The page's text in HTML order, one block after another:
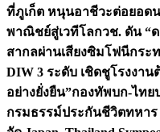
ที่ภูเก็ต หนุนอาชีวะต่อยอด
พาณิชย์สู่เวทีโลกวช. ดัน “
สากลผ่านเสียงซิมโฟนีกระ
DIW 3 ระดับ เชิดชูโรงงา
อย่างยั่งยืน”กองทัพบก-ไท
กรมธรรม์ประกันชีวิตทหาร